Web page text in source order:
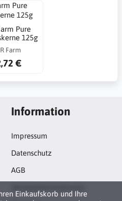
Pure
125g
Farm
€
Einkaufskorb und Ihre
Information
Impressum
Datenschutz
AGB